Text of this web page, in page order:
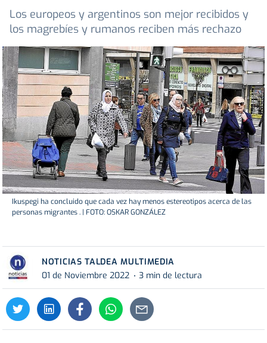
Los europeos y argentinos son mejor recibidos y
los magrebíes y rumanos reciben más rechazo
Ikuspegi ha concluido que cada vez hay menos estereotipos acerca de las
personas migrantes . | FOTO: OSKAR GONZÁLEZ
NOTICIAS TALDEA MULTIMEDIA
01 de Noviembre 2022
3 min de lectura